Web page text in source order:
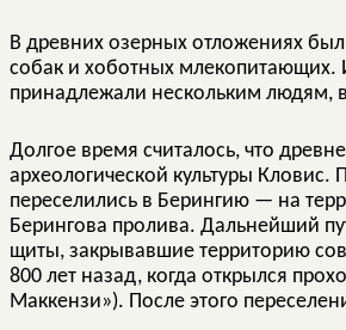
В древних озерных отложениях
собак и хоботных млекопитающих.
принадлежали нескольким людям,
Долгое время считалось, что
археологической культуры
переселились в Берингию — на
Берингова пролива. Дальнейший
щиты, закрывавшие территорию
800 лет назад, когда открылся
Маккензи»). После этого